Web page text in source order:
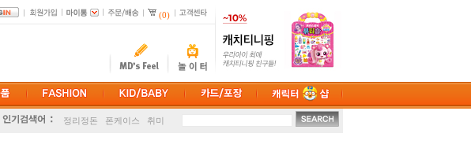
(0)
홈트 겨울패션
손난로
정리정돈
폰케이스
취미